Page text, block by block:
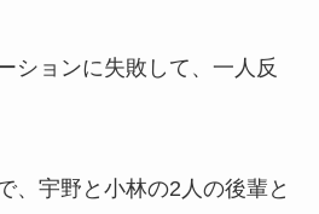
ションに失敗して、一人反
、宇野と小林の2人の後輩と